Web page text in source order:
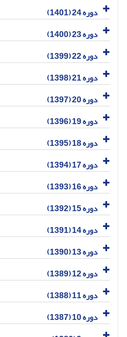
دوره 24 (1401)
دوره 23 (1400)
دوره 22 (1399)
دوره 21 (1398)
دوره 20 (1397)
دوره 19 (1396)
دوره 18 (1395)
دوره 17 (1394)
دوره 16 (1393)
دوره 15 (1392)
دوره 14 (1391)
دوره 13 (1390)
دوره 12 (1389)
دوره 11 (1388)
دوره 10 (1387)